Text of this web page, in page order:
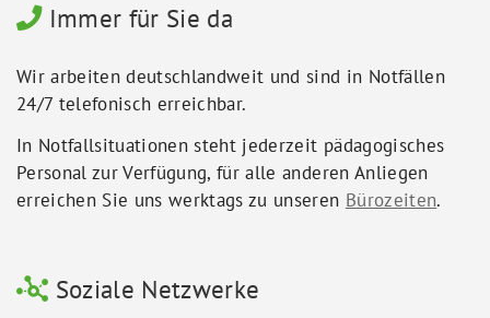
Immer für Sie da
Wir arbeiten deutschlandweit und sind in Notfällen
24/7 telefonisch erreichbar.
In Notfallsituationen steht jederzeit pädagogisches
Personal zur Verfügung, für alle anderen Anliegen
erreichen Sie uns werktags zu unseren Bürozeiten.
Soziale Netzwerke